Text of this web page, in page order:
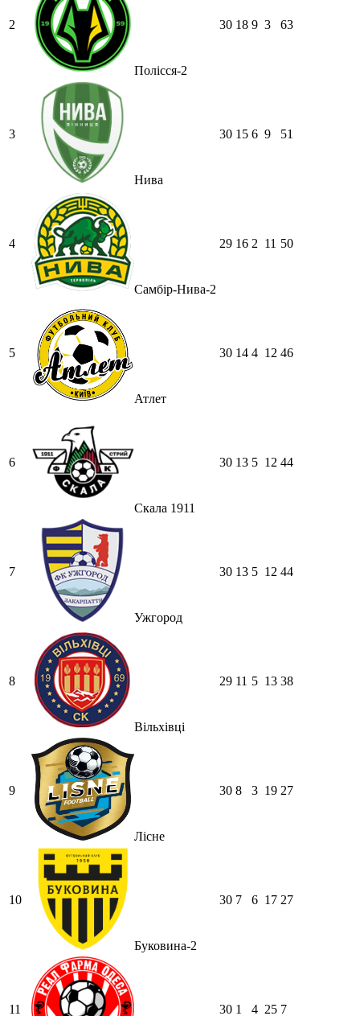
2
Полісся-2
30 18 9 3 63
3
Нива
30 15 6 9 51
4
Самбір-Нива-2
29 16 2 11 50
5
Атлет
30 14 4 12 46
6
Скала 1911
30 13 5 12 44
7
Ужгород
30 13 5 12 44
8
Вільхівці
29 11 5 13 38
9
Лісне
30 8 3 19 27
10
Буковина-2
30 7 6 17 27
11 30 1 4 25 7